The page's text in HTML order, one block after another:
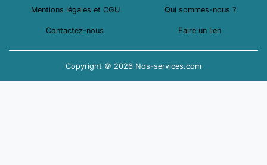
Mentions légales et CGU Qui sommes-nous ?
Contactez-nous Faire un lien
Copyright © 2026 Nos-services.com